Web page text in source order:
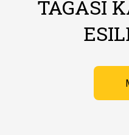
TAGASI